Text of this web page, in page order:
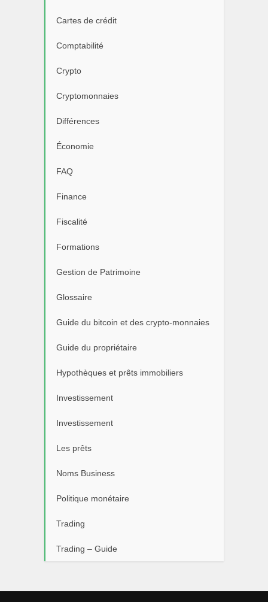
Cartes de crédit
Comptabilité
Crypto
Cryptomonnaies
Différences
Économie
FAQ
Finance
Fiscalité
Formations
Gestion de Patrimoine
Glossaire
Guide du bitcoin et des crypto-monnaies
Guide du propriétaire
Hypothèques et prêts immobiliers
Investissement
Investissement
Les prêts
Noms Business
Politique monétaire
Trading
Trading – Guide